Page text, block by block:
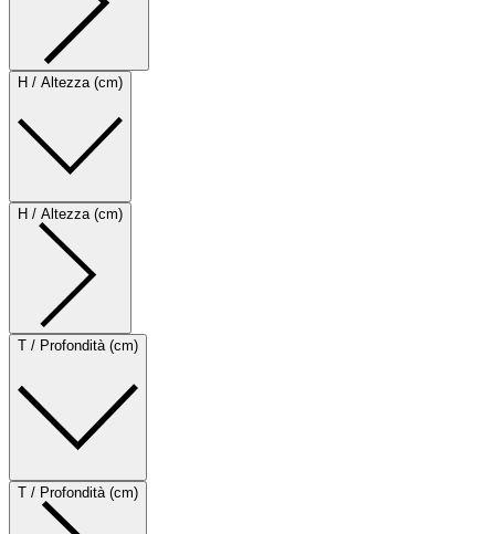
H / Altezza (cm)
H / Altezza (cm)
T / Profondità (cm)
T / Profondità (cm)